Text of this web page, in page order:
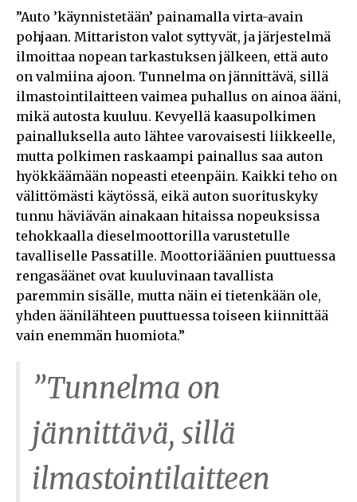
”Auto ’käynnistetään’ painamalla virta-avain
pohjaan. Mittariston valot syttyvät, ja järjestelmä
ilmoittaa nopean tarkastuksen jälkeen, että auto
on valmiina ajoon. Tunnelma on jännittävä, sillä
ilmastointilaitteen vaimea puhallus on ainoa ääni,
mikä autosta kuuluu. Kevyellä kaasupolkimen
painalluksella auto lähtee varovaisesti liikkeelle,
mutta polkimen raskaampi painallus saa auton
hyökkäämään nopeasti eteenpäin. Kaikki teho on
välittömästi käytössä, eikä auton suorituskyky
tunnu häviävän ainakaan hitaissa nopeuksissa
tehokkaalla dieselmoottorilla varustetulle
tavalliselle Passatille. Moottoriäänien puuttuessa
rengasäänet ovat kuuluvinaan tavallista
paremmin sisälle, mutta näin ei tietenkään ole,
yhden äänilähteen puuttuessa toiseen kiinnittää
vain enemmän huomiota.”
”Tunnelma on
jännittävä, sillä
ilmastointilaitteen